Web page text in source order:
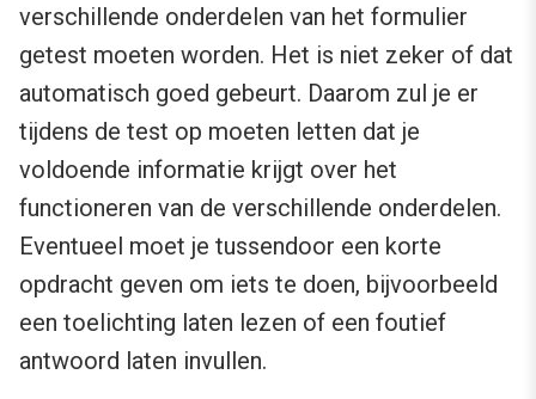
verschillende onderdelen van het formulier
getest moeten worden. Het is niet zeker of dat
automatisch goed gebeurt. Daarom zul je er
tijdens de test op moeten letten dat je
voldoende informatie krijgt over het
functioneren van de verschillende onderdelen.
Eventueel moet je tussendoor een korte
opdracht geven om iets te doen, bijvoorbeeld
een toelichting laten lezen of een foutief
antwoord laten invullen.